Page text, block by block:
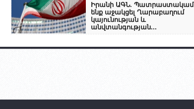
Իրանի ԱԳՆ. Պատրաստակամ
ենք աջակցել Ղարաբաղում
կայունության և
անվտանգության...